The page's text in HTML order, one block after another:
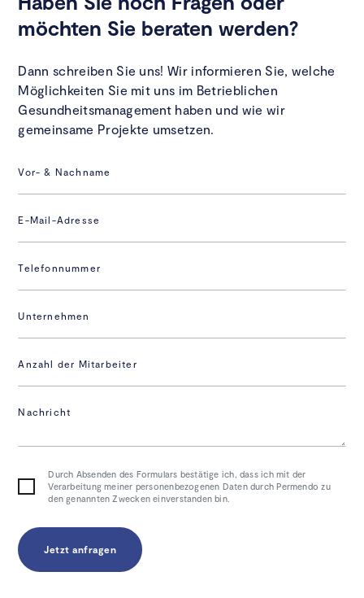
möchten Sie beraten werden?
Dann schreiben Sie uns! Wir informieren Sie, welche
Möglichkeiten Sie mit uns im Betrieblichen
Gesundheitsmanagement haben und wie wir
gemeinsame Projekte umsetzen.
Vor- & Nachname
E-Mail-Adresse
Telefonnummer
Unternehmen
Anzahl der Mitarbeiter
Nachricht
Durch Absenden des Formulars bestätige ich, dass ich mit der
Verarbeitung meiner personenbezogenen Daten durch Permendo zu
den genannten Zwecken einverstanden bin.